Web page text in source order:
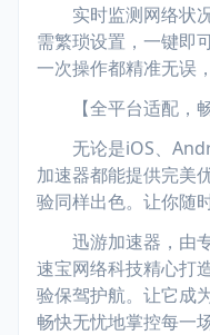
实时监测网络状况
需繁琐设置，一键即
一次操作都精准无误
【全平台适配，畅
无论是iOS、
加速器都能提供完美
验同样出色。让你随
迅游加速器，由专
速宝网络科技精心打
验保驾护航。让它成
畅快无忧地掌控每一